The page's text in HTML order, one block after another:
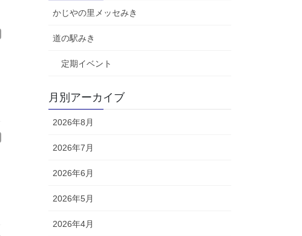
かじやの里メッセみき
道の駅みき
定期イベント
月別アーカイブ
2026年8月
2026年7月
2026年6月
2026年5月
2026年4月